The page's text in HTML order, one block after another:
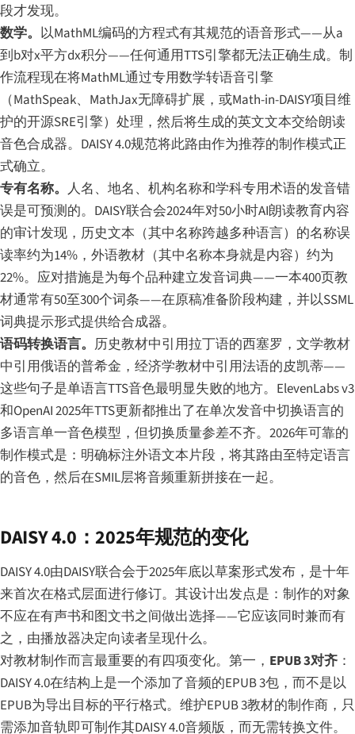
段才发现。
数学。 以MathML编码的方程式有其规范的语音形式——从a
到b对x平方dx积分——任何通用TTS引擎都无法正确生成。制
作流程现在将MathML通过专用数学转语音引擎
（MathSpeak、MathJax无障碍扩展，或Math-in-DAISY项目维
护的开源SRE引擎）处理，然后将生成的英文文本交给朗读
音色合成器。DAISY 4.0规范将此路由作为推荐的制作模式正
式确立。
专有名称。 人名、地名、机构名称和学科专用术语的发音错
误是可预测的。DAISY联合会2024年对50小时AI朗读教育内容
的审计发现，历史文本（其中名称跨越多种语言）的名称误
读率约为14%，外语教材（其中名称本身就是内容）约为
22%。应对措施是为每个品种建立发音词典——一本400页教
材通常有50至300个词条——在原稿准备阶段构建，并以SSML
词典提示形式提供给合成器。
语码转换语言。 历史教材中引用拉丁语的西塞罗，文学教材
中引用俄语的普希金，经济学教材中引用法语的皮凯蒂——
这些句子是单语言TTS音色最明显失败的地方。ElevenLabs v3
和OpenAI 2025年TTS更新都推出了在单次发音中切换语言的
多语言单一音色模型，但切换质量参差不齐。2026年可靠的
制作模式是：明确标注外语文本片段，将其路由至特定语言
的音色，然后在SMIL层将音频重新拼接在一起。
DAISY 4.0：2025年规范的变化
DAISY 4.0由DAISY联合会于2025年底以草案形式发布，是十年
来首次在格式层面进行修订。其设计出发点是：制作的对象
不应在有声书和图文书之间做出选择——它应该同时兼而有
之，由播放器决定向读者呈现什么。
对教材制作而言最重要的有四项变化。第一， EPUB 3对齐 ：
DAISY 4.0在结构上是一个添加了音频的EPUB 3包，而不是以
EPUB为导出目标的平行格式。维护EPUB 3教材的制作商，只
需添加音轨即可制作其DAISY 4.0音频版，而无需转换文件。